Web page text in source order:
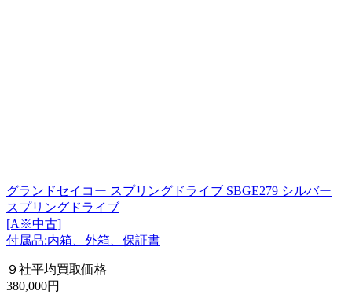
グランドセイコー スプリングドライブ SBGE279 シルバー
スプリングドライブ
[A※中古]
付属品:内箱、外箱、保証書
９社平均買取価格
380,000円